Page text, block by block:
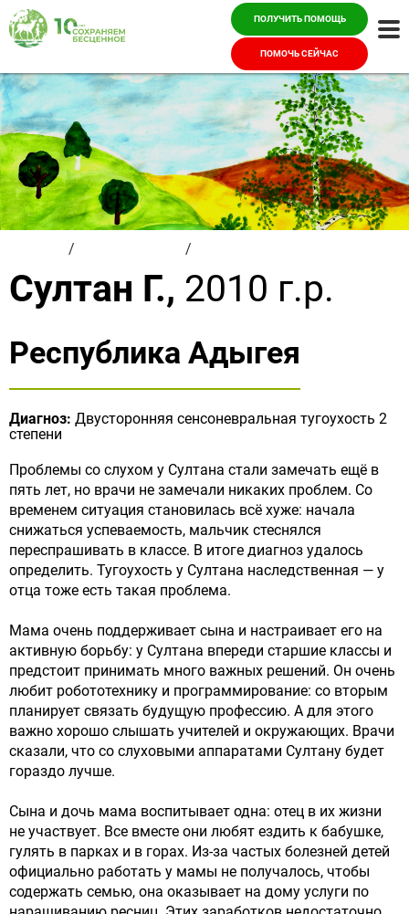
ПОЛУЧИТЬ ПОМОЩЬ
ПОМОЧЬ СЕЙЧАС
/ /
Султан Г., 2010 г.р.
Республика Адыгея
Диагноз: Двусторонняя сенсоневральная тугоухость 2
степени
Проблемы со слухом у Султана стали замечать ещё в
пять лет, но врачи не замечали никаких проблем. Со
временем ситуация становилась всё хуже: начала
снижаться успеваемость, мальчик стеснялся
переспрашивать в классе. В итоге диагноз удалось
определить. Тугоухость у Султана наследственная — у
отца тоже есть такая проблема.
Мама очень поддерживает сына и настраивает его на
активную борьбу: у Султана впереди старшие классы и
предстоит принимать много важных решений. Он очень
любит робототехнику и программирование: со вторым
планирует связать будущую профессию. А для этого
важно хорошо слышать учителей и окружающих. Врачи
сказали, что со слуховыми аппаратами Султану будет
гораздо лучше.
Сына и дочь мама воспитывает одна: отец в их жизни
не участвует. Все вместе они любят ездить к бабушке,
гулять в парках и в горах. Из-за частых болезней детей
официально работать у мамы не получалось, чтобы
содержать семью, она оказывает на дому услуги по